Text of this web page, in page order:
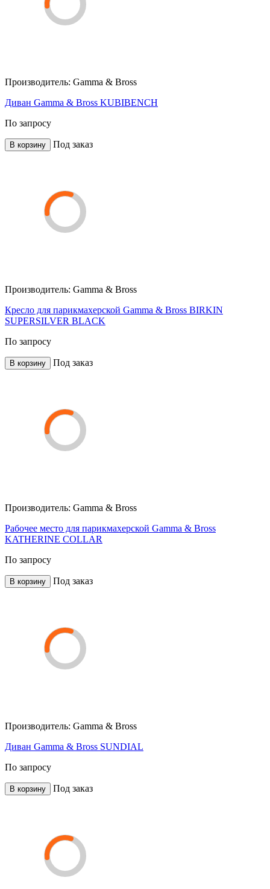
Производитель: Gamma & Bross
Диван Gamma & Bross KUBIBENCH
По запросу
В корзину Под заказ
Производитель: Gamma & Bross
Кресло для парикмахерской Gamma & Bross BIRKIN
SUPERSILVER BLACK
По запросу
В корзину Под заказ
Производитель: Gamma & Bross
Рабочее место для парикмахерской Gamma & Bross
KATHERINE COLLAR
По запросу
В корзину Под заказ
Производитель: Gamma & Bross
Диван Gamma & Bross SUNDIAL
По запросу
В корзину Под заказ